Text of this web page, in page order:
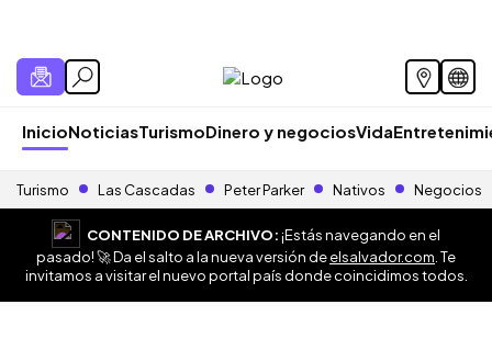
InicioNoticiasTurismoDinero y negociosVida
Turismo Las Cascadas Peter Parker Nativos Negocios
CONTENIDO DE ARCHIVO:¡Estás navegando en el
pasado! 🚀 Da el salto a la nueva versión deelsalvador.com . Te
invitamos a visitar el nuevo portal país donde coincidimos todos.